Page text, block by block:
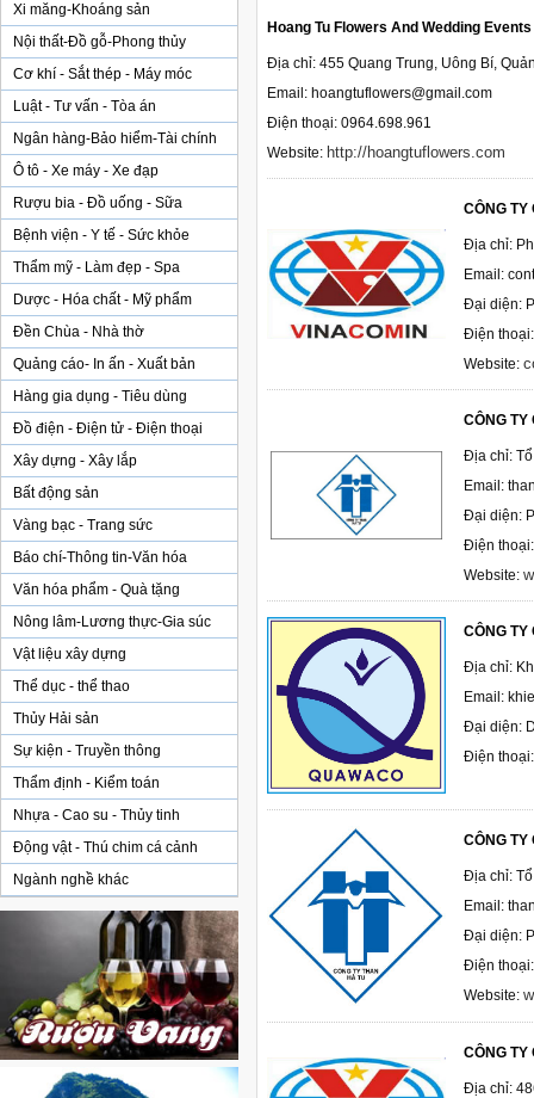
Xi măng-Khoáng sản
Nội thất-Đồ gỗ-Phong thủy
Cơ khí - Sắt thép - Máy móc
Luật - Tư vấn - Tòa án
Ngân hàng-Bảo hiểm-Tài chính
Ô tô - Xe máy - Xe đạp
Rượu bia - Đồ uống - Sữa
Bệnh viện - Y tế - Sức khỏe
Thẩm mỹ - Làm đẹp - Spa
Dược - Hóa chất - Mỹ phẩm
Đền Chùa - Nhà thờ
Quảng cáo- In ấn - Xuất bản
Hàng gia dụng - Tiêu dùng
Đồ điện - Điện tử - Điện thoại
Xây dựng - Xây lắp
Bất động sản
Vàng bạc - Trang sức
Báo chí-Thông tin-Văn hóa
Văn hóa phẩm - Quà tặng
Nông lâm-Lương thực-Gia súc
Vật liệu xây dựng
Thể dục - thể thao
Thủy Hải sản
Sự kiện - Truyền thông
Thẩm định - Kiểm toán
Nhựa - Cao su - Thủy tinh
Động vật - Thú chim cá cảnh
Ngành nghề khác
Hoang Tu Flowers And Wedding Events
Địa chỉ: 455 Quang Trung, Uông Bí,
Email: hoangtuflowers@gmail.com
Điện thoại: 0964.698.961
Website: http://hoangtuflowers.com
CÔNG TY
Địa chỉ:
Email:
Đại diện:
Điện
Website:
CÔNG TY
Địa chỉ:
Email:
Đại diện:
Điện
Website:
CÔNG TY
Địa chỉ:
Email:
Đại diện:
Điện
CÔNG TY
Địa chỉ:
Email:
Đại diện:
Điện
Website:
CÔNG TY
Địa chỉ: